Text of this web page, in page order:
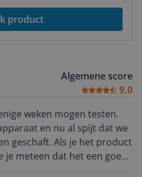
product
Algemene score
9.0
weken mogen testen.
en nu al spijt dat we
geschaft. Als je het product
je meteen dat het een goed